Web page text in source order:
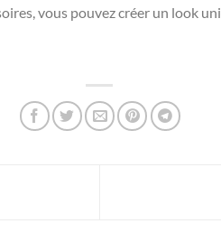
vous pouvez créer un look